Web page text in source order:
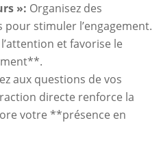
»: Organisez des
stimuler l’engagement.
et favorise le
aux questions de vos
directe renforce la
votre **présence en